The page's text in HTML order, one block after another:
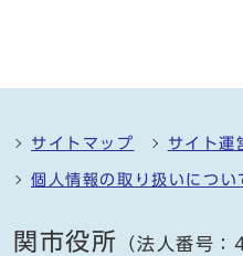
サイトマップ サイト運
個人情報の取り扱いについ
関市役所 （法人番号